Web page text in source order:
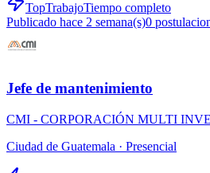
TopTrabajoTiempo completo
Publicado hace 2 semana(s)0
Jefe de mantenimiento
CMI - CORPORACIÓN MULTI
Ciudad de Guatemala · Presencial